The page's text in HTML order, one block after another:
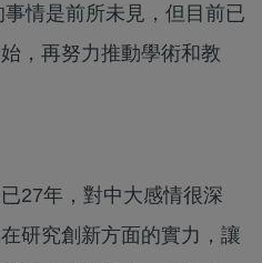
情是前所未見，但目前已
，再努力推動學術和教
27年，對中大感情很深
研究創新方面的實力，讓